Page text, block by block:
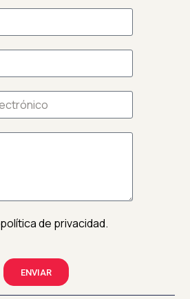
política de privacidad.
ENVIAR